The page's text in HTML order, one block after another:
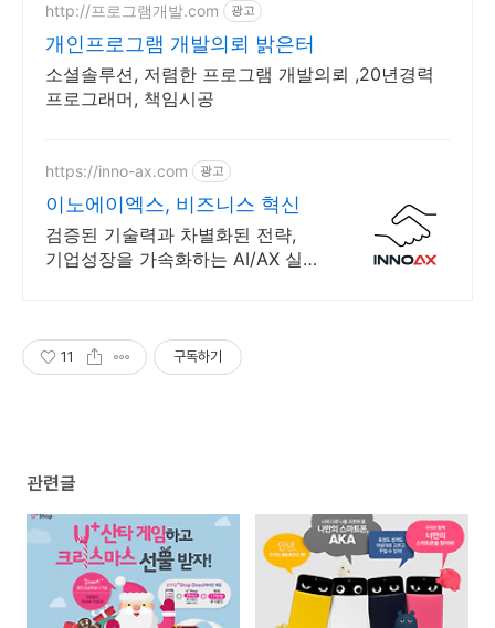
http://프로그램개발.com 광고
개인프로그램 개발의뢰 밝은터
소셜솔루션, 저렴한 프로그램 개발의뢰 ,20년경력
프로그래머, 책임시공
https://inno-ax.com 광고
이노에이엑스, 비즈니스 혁신
검증된 기술력과 차별화된 전략,
기업성장을 가속화하는 AI/AX 실
11 구독하기
관련글